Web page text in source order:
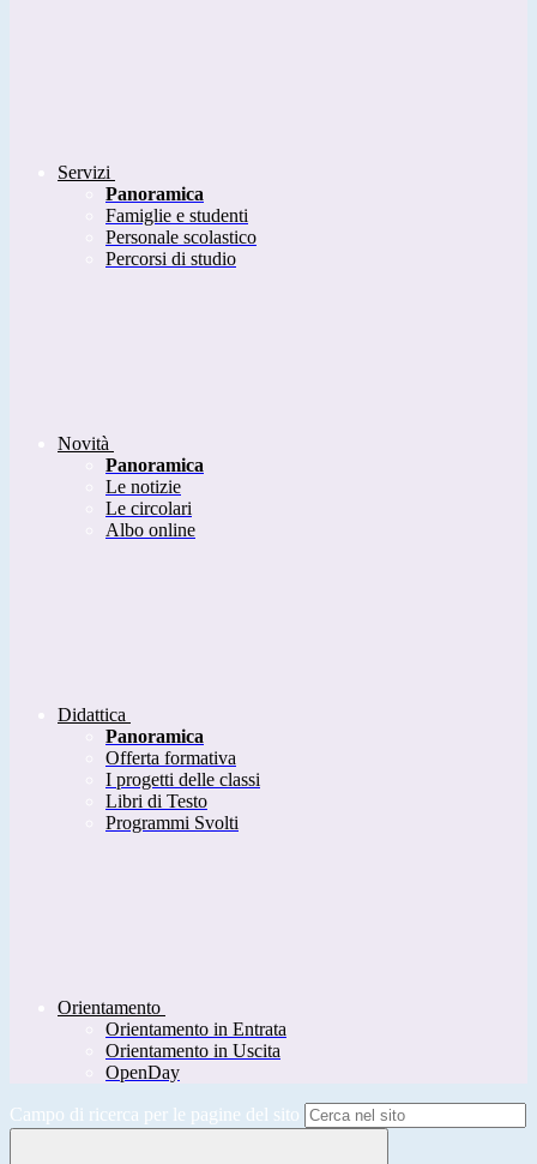
Servizi
Panoramica
Famiglie e studenti
Personale scolastico
Percorsi di studio
Novità
Panoramica
Le notizie
Le circolari
Albo online
Didattica
Panoramica
Offerta formativa
I progetti delle classi
Libri di Testo
Programmi Svolti
Orientamento
Orientamento in Entrata
Orientamento in Uscita
OpenDay
Campo di ricerca per le pagine del sito